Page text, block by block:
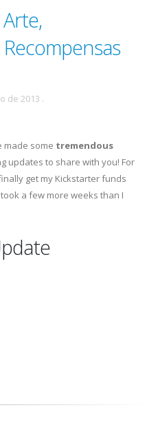
de 2013 .
made some tremendous
updates to share with you! For
get my Kickstarter funds
a few more weeks than I